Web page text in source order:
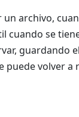
archivo,
cuando se
puede volver a